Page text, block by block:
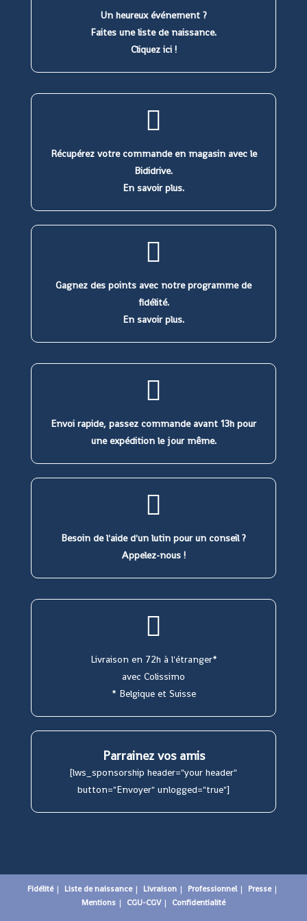
Un heureux événement ?
Faites une liste de naissance.
Cliquez ici !
Récupérez votre commande en magasin avec le
Bididrive.
En savoir plus.
Gagnez des points avec notre programme de
fidélité.
En savoir plus.
Envoi rapide, passez commande avant 13h pour
une expédition le jour même.
Besoin de l'aide d'un lutin pour un conseil ?
Appelez-nous !
Livraison en 72h à l'étranger*
avec Colissimo
* Belgique et Suisse
Parrainez vos amis
[lws_sponsorship header="your header"
button="Envoyer" unlogged="true"]
Fidélité Liste de naissance Livraison Professionnel
Presse
Mentions
CGU-CGV Confidentialité